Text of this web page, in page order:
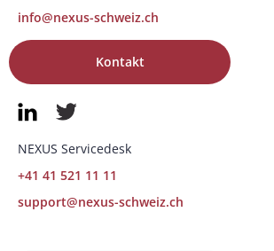
info@nexus-schweiz.ch
Kontakt
NEXUS Servicedesk
+41 41 521 11 11
support@nexus-schweiz.ch